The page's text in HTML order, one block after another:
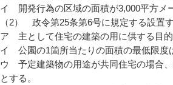
イ 開発行為の区域の面積が3,000平方メ
（2） 政令第25条第6号に規定する設置
ア 主として住宅の建築の用に供する目的
イ 公園の1箇所当たりの面積の最低限度
ウ 予定建築物の用途が共同住宅の場合
とする。